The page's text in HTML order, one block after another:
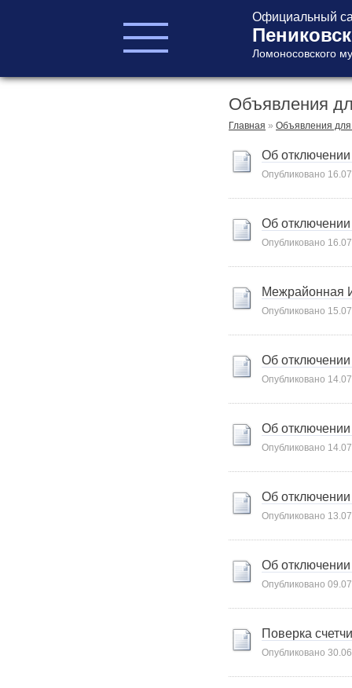
Официальный
Ломоносовского
Объявления
Главная » Объявления
Об отключении
Опубликовано
Об отключении
Опубликовано
Межрайонная
Опубликовано
Об отключении
Опубликовано
Об отключении
Опубликовано
Об отключении
Опубликовано
Об отключении
Опубликовано
Поверка
Опубликовано